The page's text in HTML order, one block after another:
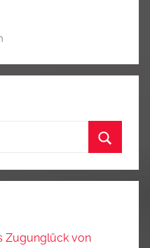
Zugunglück von